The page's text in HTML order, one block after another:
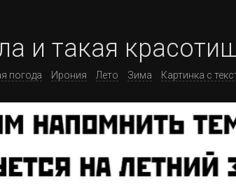
и такая
погода Ирония Лето Зима Картинка с